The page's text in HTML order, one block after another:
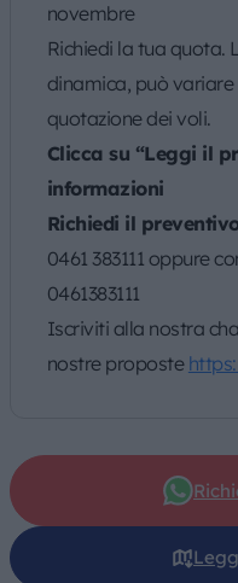
novembre
Richiedi la tua quota.
dinamica, può
quotazione dei voli.
Clicca su “Leggi il
informazioni
Richiedi il
0461 383111 oppure
0461383111
Iscriviti alla nostra
nostre proposte